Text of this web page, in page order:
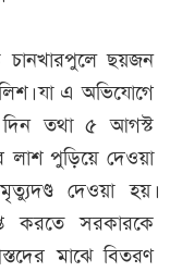
ছয়জন
যা এ অভিযোগে
দিন তথা ৫ আগস্ট
পুড়িয়ে দেওয়া
দেওয়া হয়।
করতে সরকারকে
মাঝে বিতরণ